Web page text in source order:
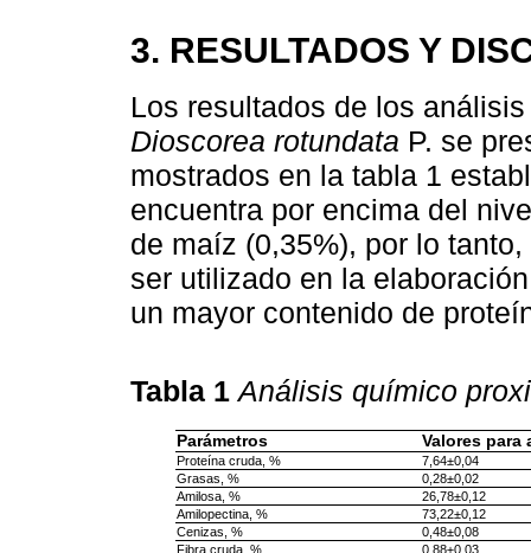
3. RESULTADOS Y
Los resultados de los
Dioscorea rotundata P. se
mostrados en la tabla 1
encuentra por encima del
de maíz (0,35%), por lo
ser utilizado en la
un mayor contenido de
Tabla 1Análisis químico
Parámetros Valores para
Proteína cruda, %
7,64±0,04
Grasas, %
0,28±0,02
Amilosa, %
26,78±0,12
Amilopectina, %
73,22±0,12
Cenizas, %
0,48±0,08
Fibra cruda, %
0,88±0,03